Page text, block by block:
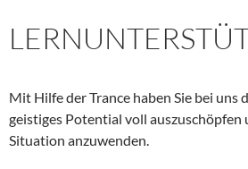
Mit Hilfe der Trance haben Sie bei uns
geistiges Potential voll auszuschöpfen
Situation anzuwenden.